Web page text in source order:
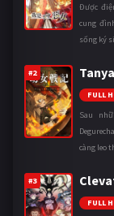
Được
cung
sống ký
#2
FULL
Sau
càng leo
#3
FULL